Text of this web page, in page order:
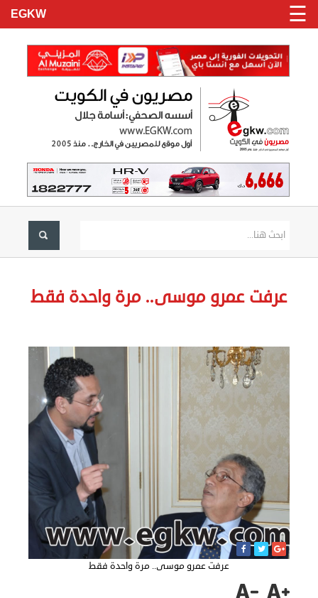
للمصريين
بالخارج
المعاملات
القنصلية
EGKW ☰
عرفت عمرو موسى.. مرة واحدة فقط
عرفت عمرو موسى.. مرة واحدة فقط